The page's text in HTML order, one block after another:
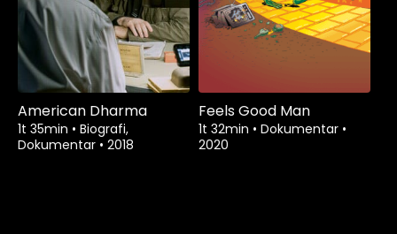
American Dharma
1t 35min • Biografi,
Dokumentar • 2018
Feels Good Man
1t 32min • Dokumentar •
2020